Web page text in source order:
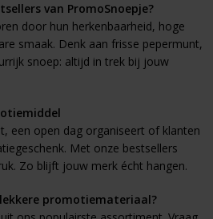
van PromoSnoepje?
door hun herkenbaarheid, hoge
smaak. Denk aan frisse pepermunt,
snoep: altijd in trek bij jouw
een open dag organiseert of klanten
Met onze bestsellers
Zo blijft jouw merk écht hangen.
promotiemateriaal?